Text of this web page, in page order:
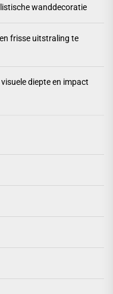
wanddecoratie
frisse uitstraling te
diepte en impact